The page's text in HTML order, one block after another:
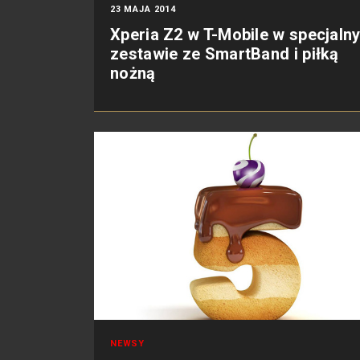
23 MAJA 2014
Xperia Z2 w T-Mobile w
zestawie ze SmartBand i piłką
nożną
NEWSY